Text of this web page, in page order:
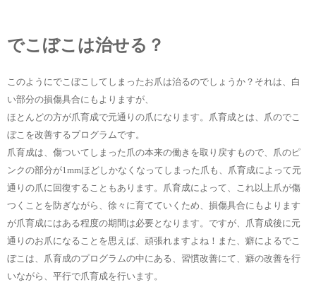
でこぼこは治せる？
このようにでこぼこしてしまったお爪は治るのでしょうか？それは、白
い部分の損傷具合にもよりますが、
ほとんどの方が爪育成で元通りの爪になります。爪育成とは、爪のでこ
ぼこを改善するプログラムです。
爪育成は、傷ついてしまった爪の本来の働きを取り戻すもので、爪のピ
ンクの部分が1mmほどしかなくなってしまった爪も、爪育成によって元
通りの爪に回復することもあります。爪育成によって、これ以上爪が傷
つくことを防ぎながら、徐々に育てていくため、損傷具合にもよります
が爪育成にはある程度の期間は必要となります。ですが、爪育成後に元
通りのお爪になることを思えば、頑張れますよね！また、癖によるでこ
ぼこは、爪育成のプログラムの中にある、習慣改善にて、癖の改善を行
いながら、平行で爪育成を行います。